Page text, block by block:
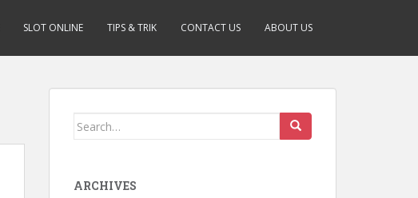
SLOT ONLINE TIPS & TRIK CONTACT US ABOUT US
Search
ARCHIVES